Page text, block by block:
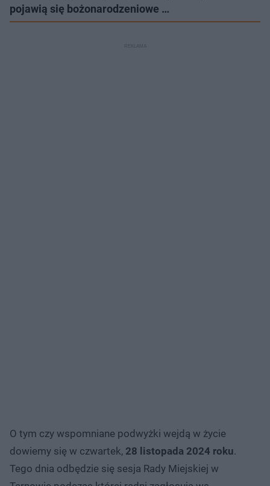
pojawią się bożonarodzeniowe …
O tym czy wspomniane podwyżki wejdą w życie
dowiemy się w czwartek, 28 listopada 2024 roku.
Tego dnia odbędzie się sesja Rady Miejskiej w